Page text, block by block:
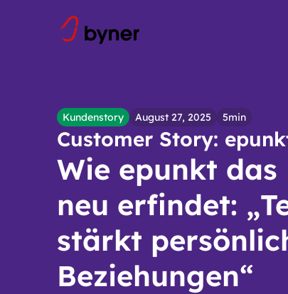
Kundenstory August 27, 2025 5min
Customer Story:
Wie epunkt das
neu erfindet:
stärkt
Beziehungen“